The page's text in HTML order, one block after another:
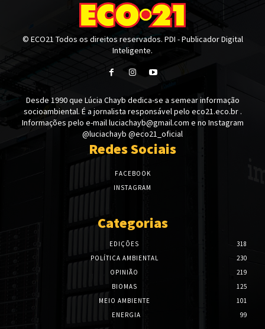
© ECO21 Todos os direitos reservados. PDI - Publicador Digital
Inteligente.
Desde 1990 que Lúcia Chayb dedica-se a semear informação
socioambiental. É a jornalista responsável pelo eco21.eco.br .
Informações pelo e-mail luciachayb@gmail.com e no Instagram
@luciachayb @eco21_oficial
Redes Sociais
FACEBOOK
INSTAGRAM
Categorias
EDIÇÕES
318
POLÍTICA AMBIENTAL
230
OPINIÃO
219
BIOMAS
125
MEIO AMBIENTE
101
ENERGIA
99